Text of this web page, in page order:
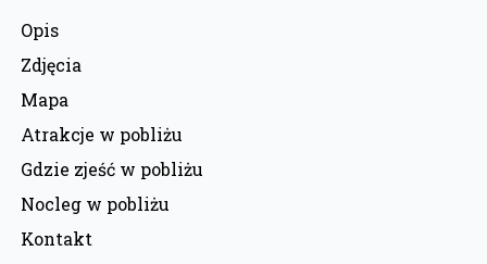
Opis
Zdjęcia
Mapa
Atrakcje w pobliżu
Gdzie zjeść w pobliżu
Nocleg w pobliżu
Kontakt